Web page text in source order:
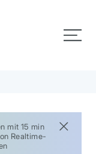
mit 15 min
Realtime-